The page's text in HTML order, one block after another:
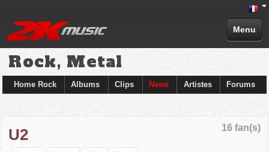
Menu
Rock, Metal
Home Rock Albums Clips News Artistes Forums
16 fan(s)
U2